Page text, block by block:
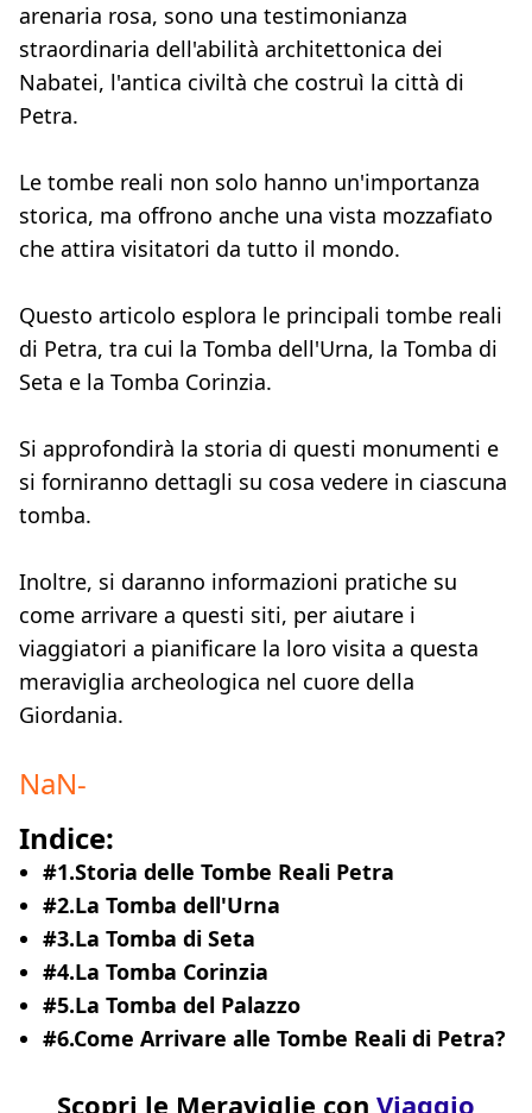
arenaria rosa, sono una testimonianza
straordinaria dell'abilità architettonica dei
Nabatei, l'antica civiltà che costruì la città di
Petra.
Le tombe reali non solo hanno un'importanza
storica, ma offrono anche una vista mozzafiato
che attira visitatori da tutto il mondo.
Questo articolo esplora le principali tombe reali
di Petra, tra cui la Tomba dell'Urna, la Tomba di
Seta e la Tomba Corinzia.
Si approfondirà la storia di questi monumenti e
si forniranno dettagli su cosa vedere in ciascuna
tomba.
Inoltre, si daranno informazioni pratiche su
come arrivare a questi siti, per aiutare i
viaggiatori a pianificare la loro visita a questa
meraviglia archeologica nel cuore della
Giordania.
NaN-
Indice:
#1.Storia delle Tombe Reali Petra
#2.La Tomba dell'Urna
#3.La Tomba di Seta
#4.La Tomba Corinzia
#5.La Tomba del Palazzo
#6.Come Arrivare alle Tombe Reali di Petra?
Scopri le Meraviglie con Viaggio